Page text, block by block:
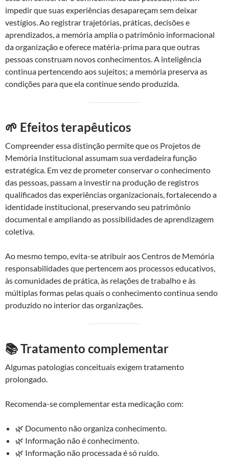
impedir que suas experiências desapareçam sem deixar
vestígios. Ao registrar trajetórias, práticas, decisões e
aprendizados, a memória amplia o patrimônio informacional
da organização e oferece matéria-prima para que outras
pessoas construam novos conhecimentos. A inteligência
continua pertencendo aos sujeitos; a memória preserva as
condições para que ela continue sendo produzida.
🌱 Efeitos terapêuticos
Compreender essa distinção permite que os Projetos de
Memória Institucional assumam sua verdadeira função
estratégica. Em vez de prometer conservar o conhecimento
das pessoas, passam a investir na produção de registros
qualificados das experiências organizacionais, fortalecendo a
identidade institucional, preservando seu patrimônio
documental e ampliando as possibilidades de aprendizagem
coletiva.
Ao mesmo tempo, evita-se atribuir aos Centros de Memória
responsabilidades que pertencem aos processos educativos,
às comunidades de prática, às relações de trabalho e às
múltiplas formas pelas quais o conhecimento continua sendo
produzido no interior das organizações.
📚 Tratamento complementar
Algumas patologias conceituais exigem tratamento
prolongado.
Recomenda-se complementar esta medicação com:
🌿 Documento não organiza conhecimento.
🌿 Informação não é conhecimento.
🌿 Informação não processada é só ruído.